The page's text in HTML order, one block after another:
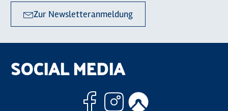
Zur Newsletteranmeldung
SOCIAL MEDIA
Facebook
Instagram